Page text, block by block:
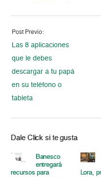
Post Previo:
Las 8 aplicaciones
que le debes
descargar a tu papá
en su teléfono o
tableta
Dale Click si te gusta
Banesco
entregará
recursos para
Lora,